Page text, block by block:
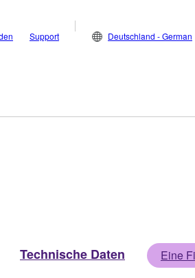
Support Deutschland - German
Technische Daten Eine